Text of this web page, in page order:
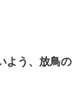
よう、放鳥の